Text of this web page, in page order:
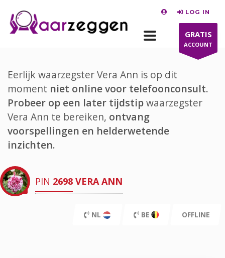
LOG IN
GRATIS
ACCOUNT
Eerlijk waarzegster Vera Ann is op dit
moment niet online voor telefoonconsult.
Probeer op een later tijdstipwaarzegster
Vera Ann te bereiken, ontvang
voorspellingen en helderwetende
inzichten.
PIN 2698 VERA ANN
NL BE OFFLINE